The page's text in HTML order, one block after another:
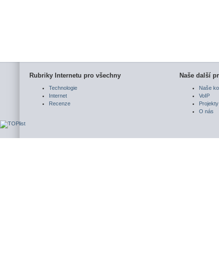
Rubriky Internetu pro všechny
Technologie
Internet
Recenze
Naše další
Naše
VoIP
Projekty
O nás